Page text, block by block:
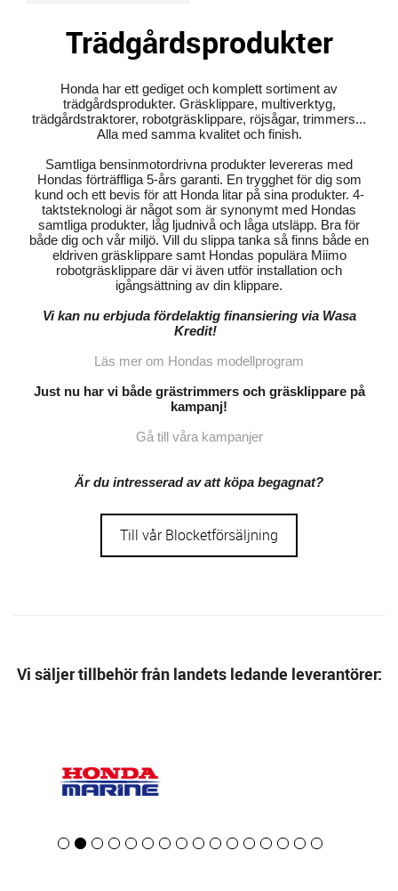
Trädgårdsprodukter
Honda har ett gediget och komplett sortiment av
trädgårdsprodukter. Gräsklippare, multiverktyg,
trädgårdstraktorer, robotgräsklippare, röjsågar, trimmers...
Alla med samma kvalitet och finish.
Samtliga bensinmotordrivna produkter levereras med
Hondas förträffliga 5-års garanti. En trygghet för dig som
kund och ett bevis för att Honda litar på sina produkter. 4-
taktsteknologi är något som är synonymt med Hondas
samtliga produkter, låg ljudnivå och låga utsläpp. Bra för
både dig och vår miljö. Vill du slippa tanka så finns både en
eldriven gräsklippare samt Hondas populära Miimo
robotgräsklippare där vi även utför installation och
igångsättning av din klippare.
Vi kan nu erbjuda fördelaktig finansiering via Wasa
Kredit!
Läs mer om Hondas modellprogram
Just nu har vi både grästrimmers och gräsklippare på
kampanj!
Gå till våra kampanjer
Är du intresserad av att köpa begagnat?
Till vår Blocketförsäljning
Vi säljer tillbehör från landets ledande leverantörer: